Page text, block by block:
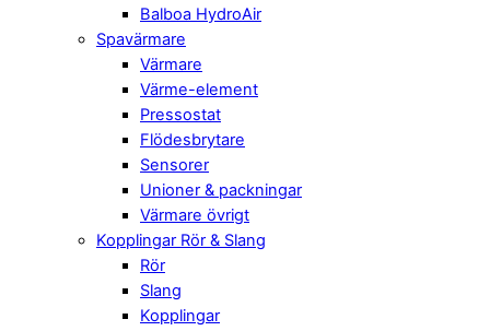
Balboa HydroAir
Spavärmare
Värmare
Värme-element
Pressostat
Flödesbrytare
Sensorer
Unioner & packningar
Värmare övrigt
Kopplingar Rör & Slang
Rör
Slang
Kopplingar